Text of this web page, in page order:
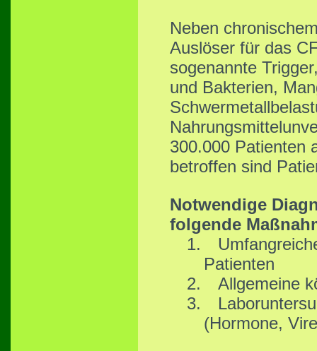
Neben
Auslöser für das
sogenannte
und Bakterien,
300.000 Patienten
betroffen sind
Notwendige
folgende
1.
Patienten
2.
Allgemeine
3.
(Hormone,